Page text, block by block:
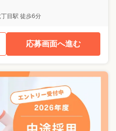
目駅 徒歩6分
応募画面へ進む